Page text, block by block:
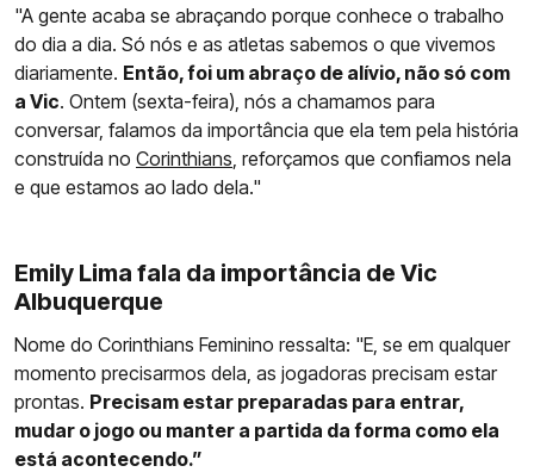
"A gente acaba se abraçando porque conhece o trabalho
do dia a dia. Só nós e as atletas sabemos o que vivemos
diariamente. Então, foi um abraço de alívio, não só com
a Vic. Ontem (sexta-feira), nós a chamamos para
conversar, falamos da importância que ela tem pela história
construída no Corinthians , reforçamos que confiamos nela
e que estamos ao lado dela."
Emily Lima fala da importância de Vic
Albuquerque
Nome do Corinthians Feminino ressalta: "E, se em qualquer
momento precisarmos dela, as jogadoras precisam estar
prontas. Precisam estar preparadas para entrar,
mudar o jogo ou manter a partida da forma como ela
está acontecendo.”